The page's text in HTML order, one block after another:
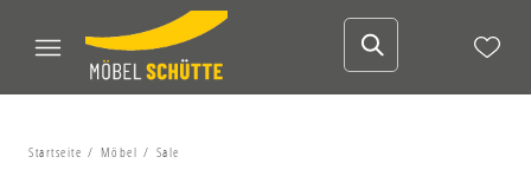
Startseite Möbel Sale